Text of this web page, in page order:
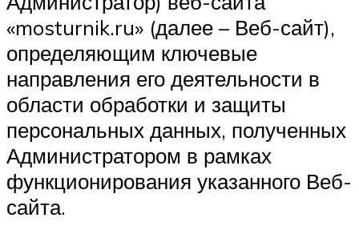
«mosturnik.ru» (далее – Веб-сайт),
определяющим ключевые
направления его деятельности в
области обработки и защиты
персональных данных, полученных
Администратором в рамках
функционирования указанного Веб-
сайта.